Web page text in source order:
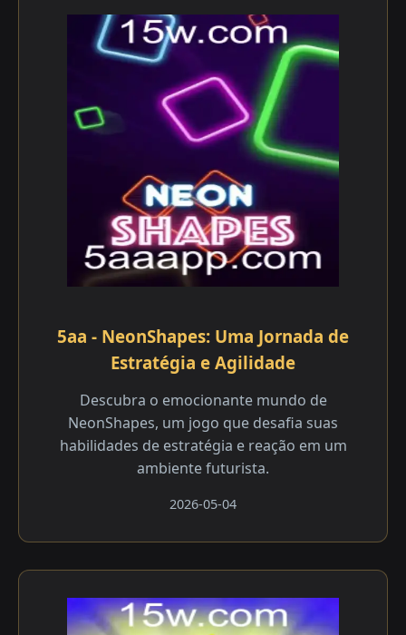
5aa - NeonShapes: Uma Jornada de
Estratégia e Agilidade
Descubra o emocionante mundo de
NeonShapes, um jogo que desafia suas
habilidades de estratégia e reação em um
ambiente futurista.
2026-05-04